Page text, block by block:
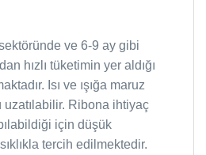
sektöründe ve 6-9 ay gibi
hızlı tüketimin yer aldığı
Isı ve ışığa maruz
uzatılabilir. Ribona ihtiyaç
için düşük
tercih edilmektedir.